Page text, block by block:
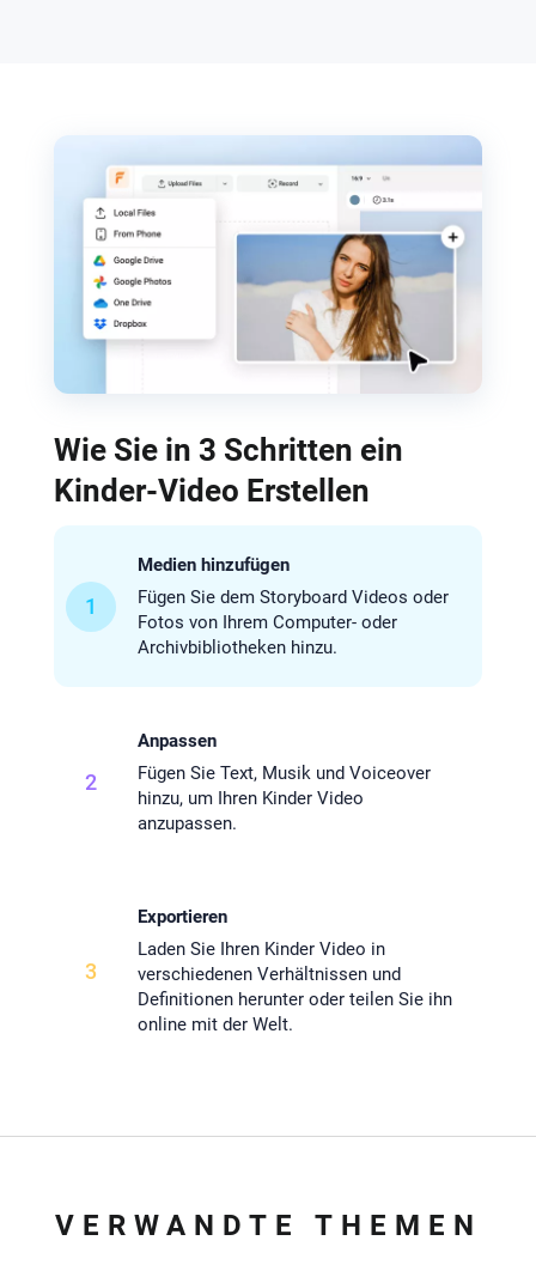
Wie Sie in 3 Schritten ein
Kinder-Video Erstellen
1
Medien hinzufügen
Fügen Sie dem Storyboard Videos oder
Fotos von Ihrem Computer- oder
Archivbibliotheken hinzu.
2
Anpassen
Fügen Sie Text, Musik und Voiceover
hinzu, um Ihren Kinder Video
anzupassen.
3
Exportieren
Laden Sie Ihren Kinder Video in
verschiedenen Verhältnissen und
Definitionen herunter oder teilen Sie ihn
online mit der Welt.
VERWANDTE THEMEN